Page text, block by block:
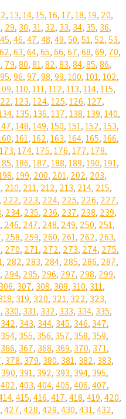
,13,14,15,16,17,18,19, 20,
, 29, 30, 31, 32, 33, 34, 35, 36,
45,46,47,48,49,50,51,52,53,
62,63,64,65,66,67,68,69, 70,
, 79,80,81,82,83,84,85,86,
95,96,97,98,99,100,101,102,
,110,111,112,113,114,115,
,123,124,125,126,127,
,135,136,137,138,139,140,
,148,149,150,151,152,153,
,161,162,163,164,165,166,
173,174,175,176,177,178,
,186,187,188,189,190,191,
,199, 200, 201, 202, 203,
, 210, 211, 212, 213, 214, 215,
, 222, 223, 224, 225, 226, 227,
, 234, 235, 236, 237, 238, 239,
, 246, 247, 248, 249, 250, 251,
, 258, 259, 260, 261, 262, 263,
, 270, 271, 272, 273, 274, 275,
, 282, 283, 284, 285, 286, 287,
, 294, 295, 296, 297, 298, 299,
306, 307, 308, 309, 310, 311,
, 319, 320, 321, 322, 323,
, 330, 331, 332, 333, 334, 335,
342, 343, 344, 345, 346, 347,
354, 355, 356, 357, 358, 359,
366, 367, 368, 369, 370, 371,
, 378, 379, 380, 381, 382, 383,
390, 391, 392, 393, 394, 395,
402,403,404,405,406,407,
,415,416,417,418,419,420,
,427,428,429,430,431,432,